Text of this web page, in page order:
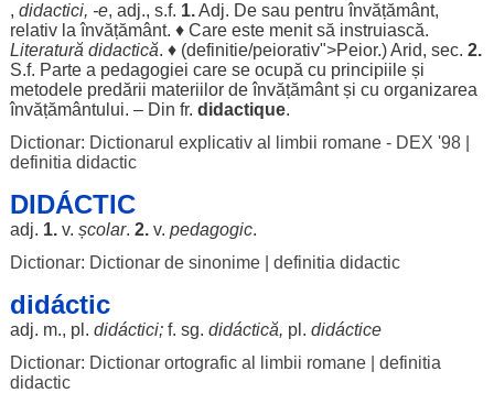
, didactici, -e, adj., s.f. 1.Adj. De sau pentru învățământ,
relativlaînvățământ. ♦ Care este menitsă instruiască.
Literatură didactică. ♦ (definitie/peiorativ">Peior.)Arid, sec. 2.
S.f. Partea pedagogiei care se ocupă cu principiileși
metodele predării materiilordeînvățământși cu organizarea
învățământului. – Din fr. didactique.
Dictionar: Dictionarul explicativ al limbii romane - DEX '98|
definitia didactic
DIDÁCTIC
adj. 1.v. școlar. 2.v. pedagogic.
Dictionar: Dictionar de sinonime| definitia didactic
didáctic
adj. m., pl. didáctici;f. sg. didáctică, pl. didáctice
Dictionar: Dictionar ortografic al limbii romane| definitia
didactic